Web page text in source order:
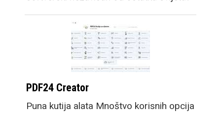
PDF24 Creator
Puna kutija alata Mnoštvo korisnih opcija